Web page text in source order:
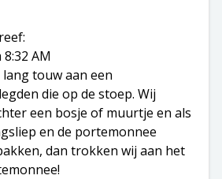
AM
touw aan een
die op de stoep. Wij
een bosje of muurtje en als
en de portemonnee
dan trokken wij aan het